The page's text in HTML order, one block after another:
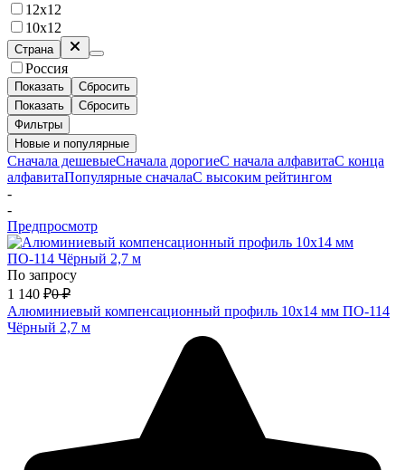
12х12
10х12
Страна
Россия
Показать
Сбросить
Показать
Сбросить
Фильтры
Новые и популярные
Сначала дешевыеСначала дорогиеС начала алфавитаС конца
алфавитаПопулярные сначалаС высоким рейтингом
-
-
Предпросмотр
По запросу
1 140 ₽0 ₽
Алюминиевый компенсационный профиль 10х14 мм ПО-114
Чёрный 2,7 м